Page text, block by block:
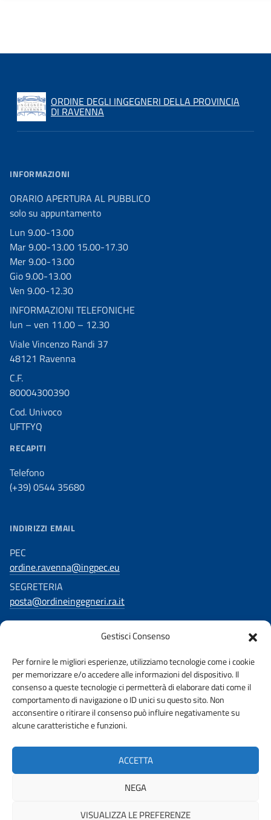
Gestisci Consenso
Per fornire le migliori esperienze, utilizziamo tecnologie come i cookie
per memorizzare e/o accedere alle informazioni del dispositivo. Il
consenso a queste tecnologie ci permetterà di elaborare dati come il
comportamento di navigazione o ID unici su questo sito. Non
acconsentire o ritirare il consenso può influire negativamente su
alcune caratteristiche e funzioni.
ACCETTA
NEGA
VISUALIZZA LE PREFERENZE
ORDINE DEGLI INGEGNERI DELLA PROVINCIA
DI RAVENNA
INFORMAZIONI
ORARIO APERTURA AL PUBBLICO
solo su appuntamento
Lun 9.00-13.00
Mar 9.00-13.00 15.00-17.30
Mer 9.00-13.00
Gio 9.00-13.00
Ven 9.00-12.30
INFORMAZIONI TELEFONICHE
lun – ven 11.00 – 12.30
Viale Vincenzo Randi 37
48121 Ravenna
C.F.
80004300390
Cod. Univoco
UFTFYQ
RECAPITI
Telefono
(+39) 0544 35680
INDIRIZZI EMAIL
PEC
ordine.ravenna@ingpec.eu
SEGRETERIA
posta@ordineingegneri.ra.it
Facebook
AMMINISTRAZIONE TRASPARENTE PRIVACY POLICY
URP
© 2026 ORDINE DEGLI INGEGNERI DELLA PROVINCIA DI RAVENNA |